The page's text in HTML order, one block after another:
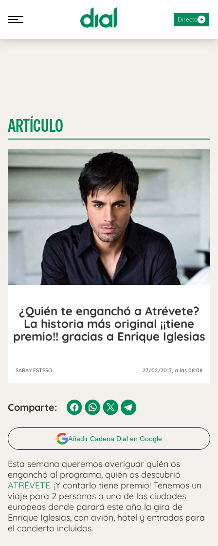
Directo
ARTÍCULO
¿Quién te enganchó a Atrévete?
La historia más original ¡¡tiene
premio!! gracias a Enrique Iglesias
SARAY ESTESO 27/02/2017 , a las 08:08
Comparte:
Añadir Cadena Dial en Google
Esta semana queremos averiguar quién os
enganchó al programa, quién os descubrió
ATRÉVETE. ¡Y contarlo tiene premio! Tenemos un
viaje para 2 personas a una de las ciudades
europeas donde parará este año la gira de
Enrique Iglesias, con avión, hotel y entradas para
el concierto incluidos.